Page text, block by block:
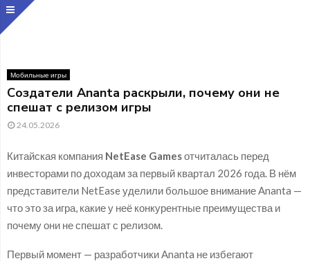
Мобильные игры
Создатели Ananta раскрыли, почему они не
спешат с релизом игры
24.05.2026
Китайская компания NetEase Gamesотчиталась перед
инвесторами по доходам за первый квартал 2026 года. В нём
представители NetEase уделили большое внимание Ananta —
что это за игра, какие у неё конкурентные преимущества и
почему они не спешат с релизом.
Первый момент — разработчики Ananta не избегают